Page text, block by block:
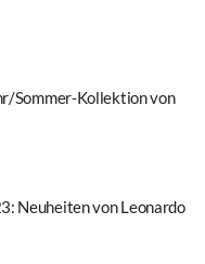
Sommer-Kollektion von
Neuheiten von Leonardo